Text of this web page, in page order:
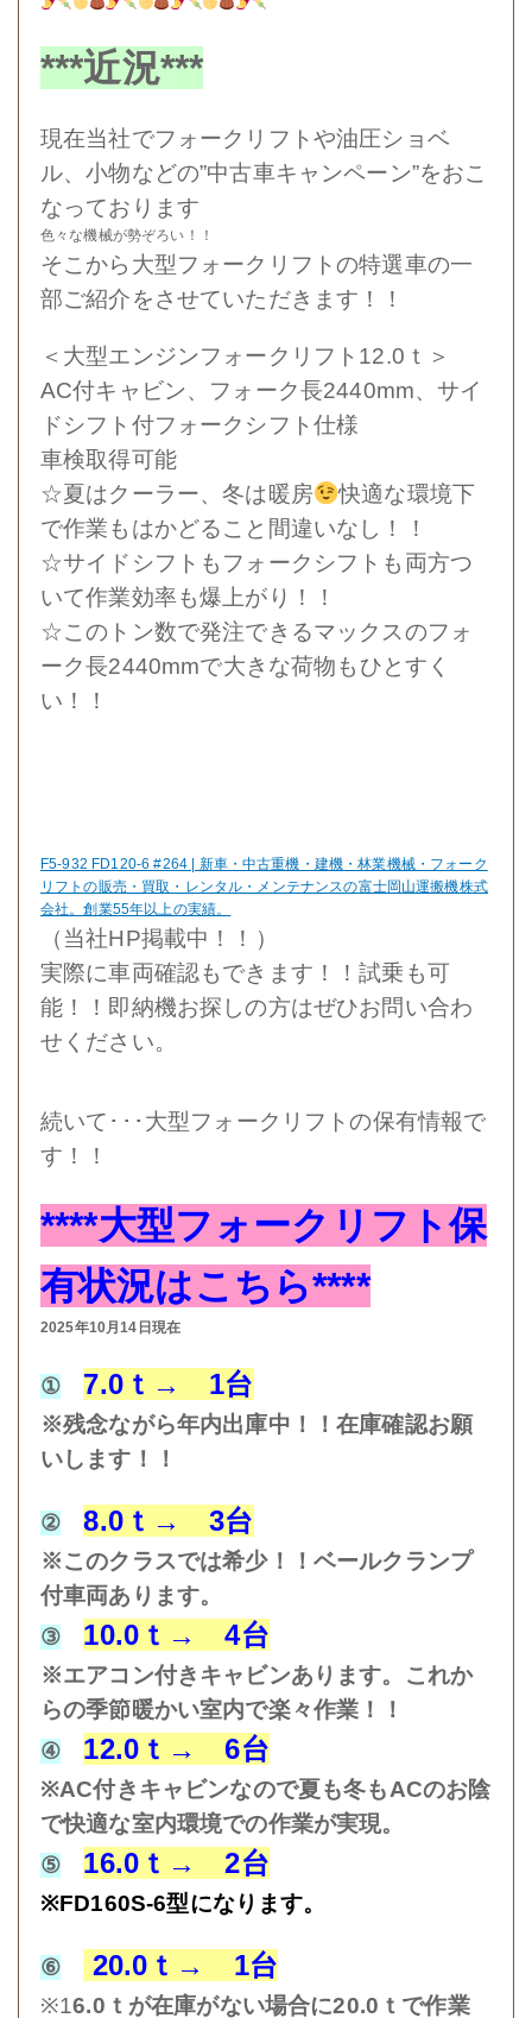
***近況***
現在当社でフォークリフトや油圧ショベ
ル、小物などの”中古車キャンペーン”をおこ
なっております
色々な機械が勢ぞろい！！
そこから大型フォークリフトの特選車の一
部ご紹介をさせていただきます！
！
＜大型エンジンフォークリフト12.0ｔ＞
AC付キャビン、フォーク長2440mm、サイ
ドシフト付フォークシフト仕様
車検取得可能
☆夏はクーラー、冬は暖房
快適な環境下
で作業もはかどること間違いなし！！
☆サイドシフトもフォークシフトも両方つ
いて作業効率も爆上がり！！
☆このトン数で発注できるマックスのフォ
ーク長2440mmで大きな荷物もひとすく
い！！
F5-932 FD120-6 #264 | 新車・中古重機・建機・林業機械・フォーク
リフトの販売・買取・レンタル・メンテナンスの富士岡山運搬機株式
会社。創業55年以上の実績。
（当社HP掲載中！！）
実際に車両確認もできます！！試乗も可
能！！即納機お探しの方はぜひお問い合わ
せください。
続いて･･･大型フォークリフトの保有情報で
す！！
****大型フォークリフト保
有状況はこちら****
2025年10月14日現在
① 7.0ｔ→ 1台
※残念ながら年内出庫中！！在庫確認お願
いします！！
② 8.0ｔ→ 3台
※このクラスでは希少！！ベールクランプ
付車両あります。
③
10.0ｔ→ 4台
※エアコン付きキャビンあります。これか
らの季節暖かい室内で楽々作業！！
④
12.0ｔ→ 6台
※AC付きキャビンなので夏も冬もACのお陰
で快適な室内環境での作業が実現。
⑤
16.0ｔ→ 2台
※FD160S-6型になります。
⑥ 20.0ｔ → 1台
※16.0ｔが在庫がない場合に20.0ｔで作業